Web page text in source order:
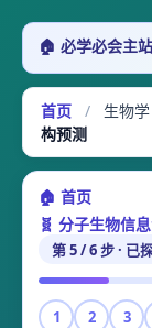
🏠 必学必会主站
首页 / 生物学
构预测
🏠 首页
🧬 分子生物信
第 5 / 6 步 · 已
1 2 3